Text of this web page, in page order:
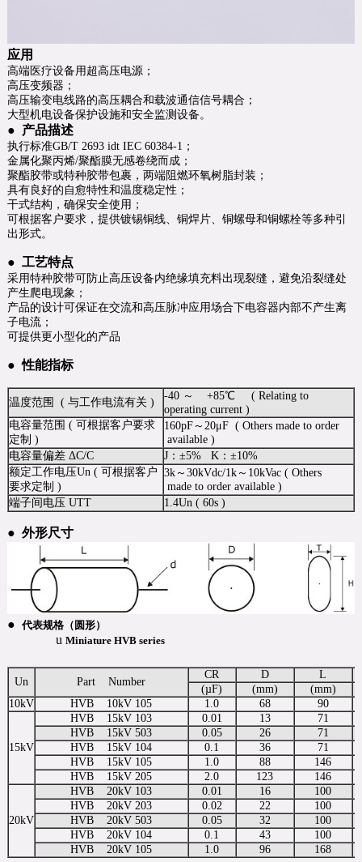
应用
高端医疗设备用超高压电源；
高压变频器；
高压输变电线路的高压耦合和载波通信信号耦合；
大型机电设备保护设施和安全监测设备。
● 产品描述
执行标准GB/T 2693 idt IEC 60384-1；
金属化聚丙烯/聚酯膜无感卷绕而成；
聚酯胶带或特种胶带包裹，两端阻燃环氧树脂封装；
具有良好的自愈特性和温度稳定性；
干式结构，确保安全使用；
可根据客户要求，提供镀锡铜线、铜焊片、铜螺母和铜螺栓等多种引
出形式。
● 工艺特点
采用特种胶带可防止高压设备内绝缘填充料出现裂缝，避免沿裂缝处
产生爬电现象；
产品的设计可保证在交流和高压脉冲应用场合下电容器内部不产生离
子电流；
可提供更小型化的产品
●性能指标
温度范围 ( 与工作电流有关 )
-40 ～ +85℃ ( Relating to
operating current )
电容量范围 ( 可根据客户要求
定制 )
160pF～20μF ( Others made to order
available )
电容量偏差 ΔC/C
J：±5% K：±10%
额定工作电压Un ( 可根据客户
要求定制 )
3k～30kVdc/1k～10kVac ( Others
made to order available )
端子间电压 UTT
1.4Un ( 60s )
● 外形尺寸
● 代表规格（圆形）
u MiniatureHVB series
Un Part Number
CR D
L
(µF)
(mm)
(mm)
10kV
HVB 10kV 105 1.0 68 90
15kV
HVB 15kV 103 0.01 13
71
HVB 15kV 503
0.05 26
71
HVB 15kV 104
0.1 36
71
HVB 15kV 105
1.0 88
146
HVB 15kV 205
2.0 123 146
20kV
HVB 20kV 103 0.01 16
100
HVB 20kV 203
0.02 22
100
HVB 20kV 503
0.05 32
100
HVB 20kV 104
0.1 43
100
HVB 20kV 105
1.0 96 168